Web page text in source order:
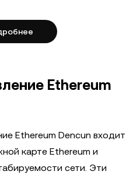
Ethereum
Ethereum Dencun входит
карте Ethereum и
сети. Эти